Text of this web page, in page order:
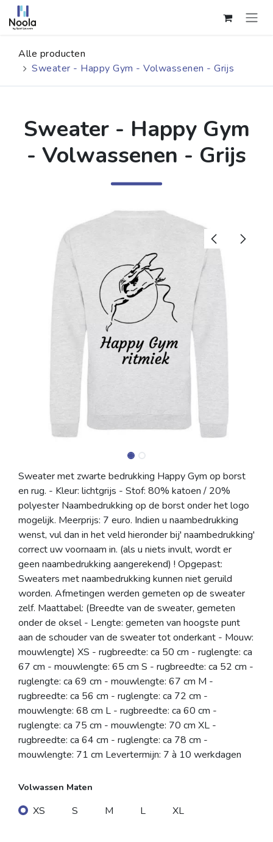
Overslaan naar inhoud
Alle producten
Sweater - Happy Gym - Volwassenen - Grijs
Sweater - Happy Gym
- Volwassenen - Grijs
Sweater met zwarte bedrukking Happy Gym op borst
en rug. - Kleur: lichtgrijs - Stof: 80% katoen / 20%
polyester Naambedrukking op de borst onder het logo
mogelijk. Meerprijs: 7 euro. Indien u naambedrukking
wenst, vul dan in het veld hieronder bij' naambedrukking'
correct uw voornaam in. (als u niets invult, wordt er
geen naambedrukking aangerekend) ! Opgepast:
Sweaters met naambedrukking kunnen niet geruild
worden. Afmetingen werden gemeten op de sweater
zelf. Maattabel: (Breedte van de sweater, gemeten
onder de oksel - Lengte: gemeten van hoogste punt
aan de schouder van de sweater tot onderkant - Mouw:
mouwlengte) XS - rugbreedte: ca 50 cm - ruglengte: ca
67 cm - mouwlengte: 65 cm S - rugbreedte: ca 52 cm -
ruglengte: ca 69 cm - mouwlengte: 67 cm M -
rugbreedte: ca 56 cm - ruglengte: ca 72 cm -
mouwlengte: 68 cm L - rugbreedte: ca 60 cm -
ruglengte: ca 75 cm - mouwlengte: 70 cm XL -
rugbreedte: ca 64 cm - ruglengte: ca 78 cm -
mouwlengte: 71 cm Levertermijn: 7 à 10 werkdagen
Volwassen Maten
XS S M L XL